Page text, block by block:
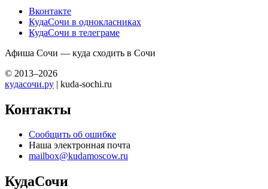
Вконтакте
КудаСочи в однокласниках
КудаСочи в телеграме
Афиша Сочи — куда сходить в Сочи
© 2013–2026
кудасочи.ру | kuda-sochi.ru
Контакты
Сообщить об ошибке
Наша электронная почта
mailbox@kudamoscow.ru
КудаСочи